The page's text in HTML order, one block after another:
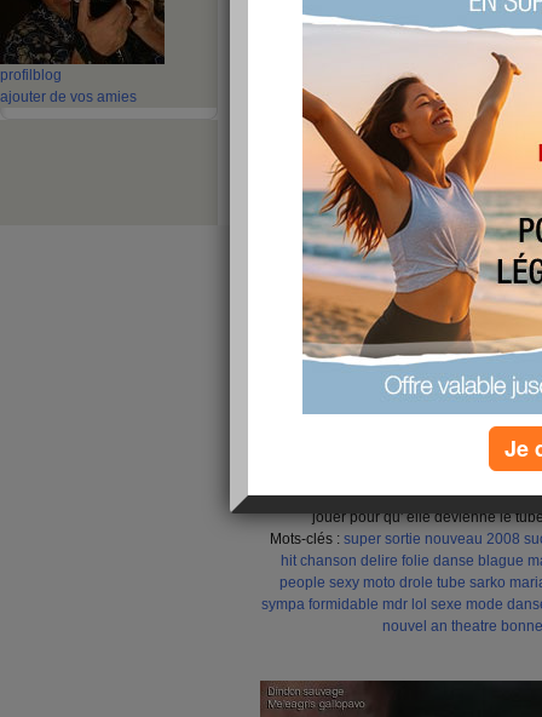
profil blog
ajouter de vos amies
BONNE ANNEE
le chant du dindon -
Voici le chant du
Petite chanson entre amis à regarder et
jouer pour qu' elle devienne le
Mots-clés : super sortie nouveau 2008
hit chanson delire folie danse blague
people sexy moto drole tube sarko
sympa formidable mdr lol sexe mode
nouvel an theatre
Je